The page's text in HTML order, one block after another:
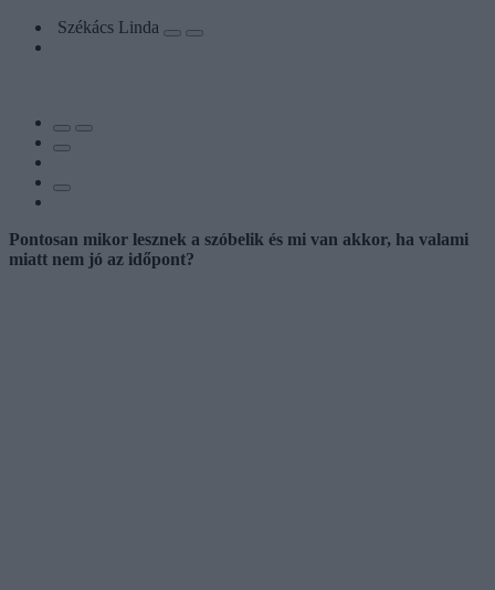
Székács Linda
Pontosan mikor lesznek a szóbelik és mi van akkor, ha valami
miatt nem jó az időpont?